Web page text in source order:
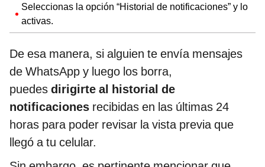
Seleccionas la opción “Historial de notificaciones” y lo
activas.
De esa manera, si alguien te envía mensajes
de WhatsApp y luego los borra,
puedes dirigirte al historial de
notificaciones recibidas en las últimas 24
horas para poder revisar la vista previa que
llegó a tu celular.